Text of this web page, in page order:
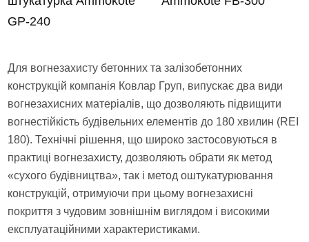
GP-240
Для вогнезахисту бетонних та залізобетонних
конструкцій компанія Ковлар Груп, випускає два види
вогнезахисних матеріалів, що дозволяють підвищити
вогнестійкість будівельних елементів до 180 хвилин (REI
180). Технічні рішення, що широко застосовуються в
практиці вогнезахисту, дозволяють обрати як метод
«сухого будівництва», так і метод оштукатурювання
конструкцій, отримуючи при цьому вогнезахисні
покриття з чудовим зовнішнім виглядом і високими
експлуатаційними характеристиками.